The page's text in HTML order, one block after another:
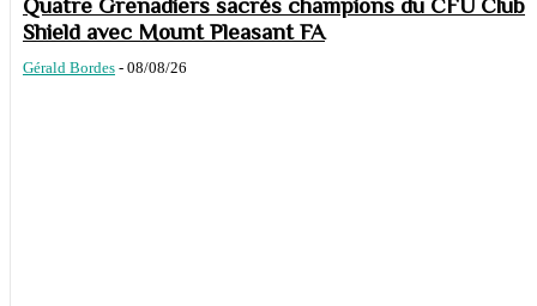
Quatre Grenadiers sacrés champions du CFU Club
Shield avec Mount Pleasant FA
Gérald Bordes - 08/08/26